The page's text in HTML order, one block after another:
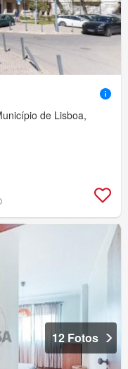
de Lisboa,
12 Fotos